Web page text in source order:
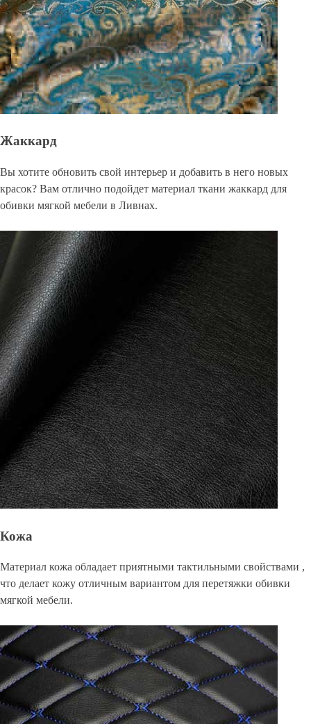
Жаккард
Вы хотите обновить свой интерьер и добавить в него новых
красок? Вам отлично подойдет материал ткани жаккард для
обивки мягкой мебели в Ливнах.
Кожа
Материал кожа обладает приятными тактильными свойствами ,
что делает кожу отличным вариантом для перетяжки обивки
мягкой мебели.